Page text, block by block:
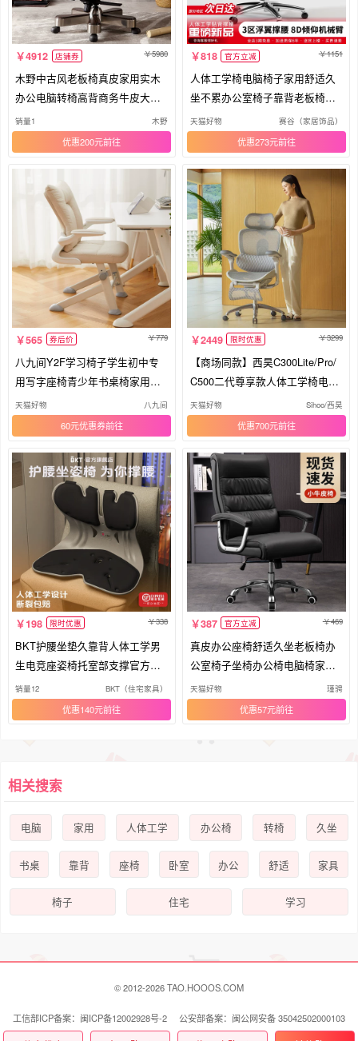
4912 店铺券 5980
木野中古风老板椅真皮家用实木
办公电脑转椅高背商务牛皮大班
椅子
销量1 木野
优惠200元
818 官方立减 1151
人体工学椅电脑椅子家用舒适久
坐不累办公室椅子靠背老板椅电
竞椅
天猫好物 赛谷（家居饰品）
优惠273元
565 券后价 779
八九间Y2F学习椅子学生初中专
用写字座椅青少年书桌椅家用办
公椅
天猫好物 八九间
60元优惠券
2449 限时优惠 3299
【商场同款】西昊C300Lite/Pro/
C500二代尊享款人体工学椅电脑
椅
天猫好物 Sihoo/西昊
优惠700元
198 限时优惠 338
BKT护腰坐垫久靠背人体工学男
生电竞座姿椅托室部支撑官方旗
舰店
销量12 BKT（住宅家具）
优惠140元
387 官方立减 469
真皮办公座椅舒适久坐老板椅办
公室椅子坐椅办公椅电脑椅家用
书房
天猫好物 瑾骋
优惠57元
相关搜索
电脑 家用 人体工学 办公椅 转椅 久坐
书桌 靠背 座椅 卧室 办公 舒适 家具
椅子 住宅 学习
© 2012-2026 TAO.HOOOS.COM
工信部ICP备案：闽ICP备12002928号-2 公安部备案：闽公网安备 35042502000103
号
联系我们 Contact Us